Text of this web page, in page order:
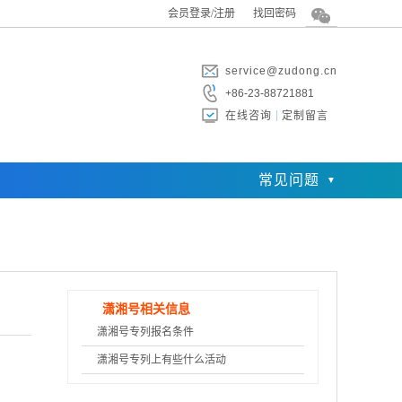
会员登录/注册 找回密码
service@zudong.cn
+86-23-88721881
在线咨询
定制留言
常见问题
潇湘号相关信息
潇湘号专列报名条件
潇湘号专列上有些什么活动